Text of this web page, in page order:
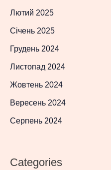
Лютий 2025
Січень 2025
Грудень 2024
Листопад 2024
Жовтень 2024
Вересень 2024
Серпень 2024
Categories